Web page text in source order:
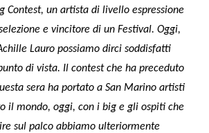
Contest, un artista di livello espressione
e vincitore di un Festival. Oggi,
Lauro possiamo dirci soddisfatti
di vista. Il contest che ha preceduto
sera ha portato a San Marino artisti
il mondo, oggi, con i big e gli ospiti che
sul palco abbiamo ulteriormente